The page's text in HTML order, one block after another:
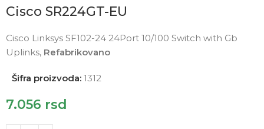
Cisco SR224GT-EU
Cisco Linksys SF102-24 24Port 10/100 Switch with Gb
Uplinks, Refabrikovano
Šifra proizvoda:1312
7.056 rsd